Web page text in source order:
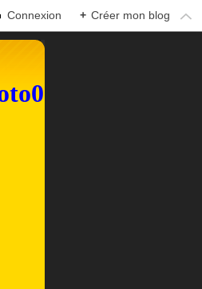
Connexion + Créer mon blog